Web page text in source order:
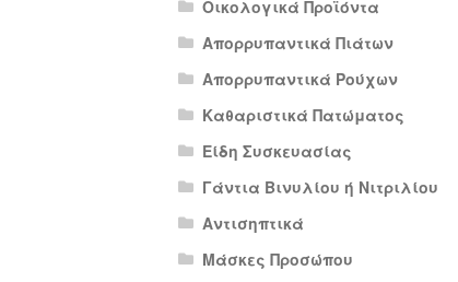
Οικολογικά Προϊόντα
Απορρυπαντικά Πιάτων
Απορρυπαντικά Ρούχων
Καθαριστικά Πατώματος
Είδη Συσκευασίας
Γάντια Βινυλίου ή Νιτριλίου
Αντισηπτικά
Μάσκες Προσώπου